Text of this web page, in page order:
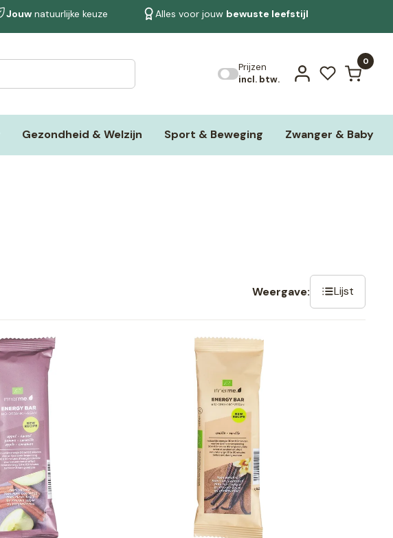
Jouwnatuurlijke keuze Alles voor jouw bewuste leefstijl
Prijzen
incl. btw.
0
Gezondheid & Welzijn Sport & Beweging Zwanger & Baby
Bekijk alle resultaten
Weergave: Lijst